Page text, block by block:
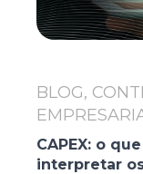
BLOG,
CAPEX: o
interpretar